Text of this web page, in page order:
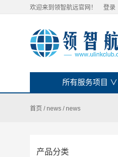
欢迎来到领智航远官网！ 登录
所有服务项目 ∨
首页 /news /news
产品分类